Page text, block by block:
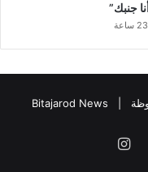
جنبك”
Bitajarod News
انستقرام